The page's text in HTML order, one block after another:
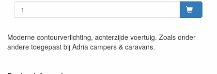
Moderne contourverlichting, achterzijde voertuig. Zoals onder
andere toegepast bij Adria campers & caravans.